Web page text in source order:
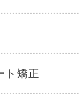
ト矯正